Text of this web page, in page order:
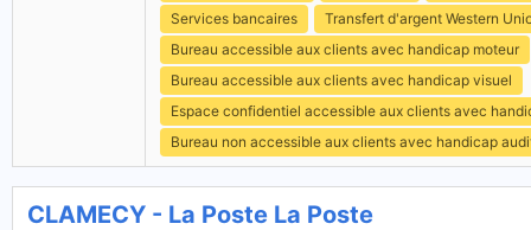
Services bancaires
Transfert d'argent Western
Bureau accessible aux clients avec handicap moteur
Bureau accessible aux clients avec handicap visuel
Espace confidentiel accessible aux clients avec
Bureau non accessible aux clients avec handicap
CLAMECY - La Poste La Poste